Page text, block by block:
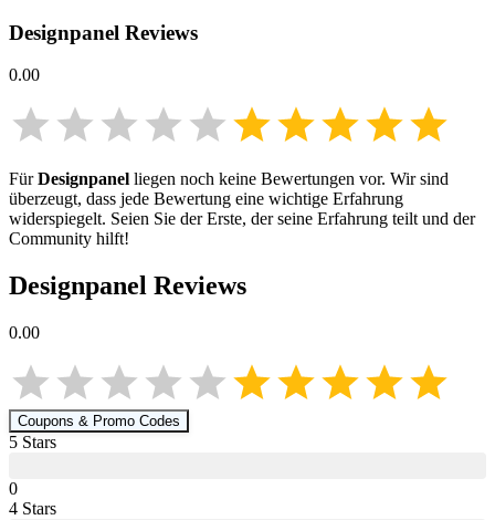
Designpanel Reviews
0.00
FürDesignpanel liegen noch keine Bewertungen vor. Wir sind
überzeugt, dass jede Bewertung eine wichtige Erfahrung
widerspiegelt. Seien Sie der Erste, der seine Erfahrung teilt und der
Community hilft!
Designpanel Reviews
0.00
Coupons & Promo Codes
5 Stars
0
4 Stars